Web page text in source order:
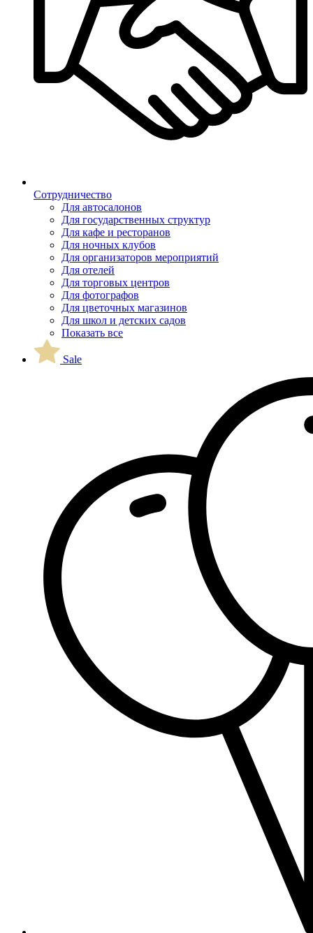
Сотрудничество
Для автосалонов
Для государственных структур
Для кафе и ресторанов
Для ночных клубов
Для организаторов мероприятий
Для отелей
Для торговых центров
Для фотографов
Для цветочных магазинов
Для школ и детских садов
Показать все
Sale